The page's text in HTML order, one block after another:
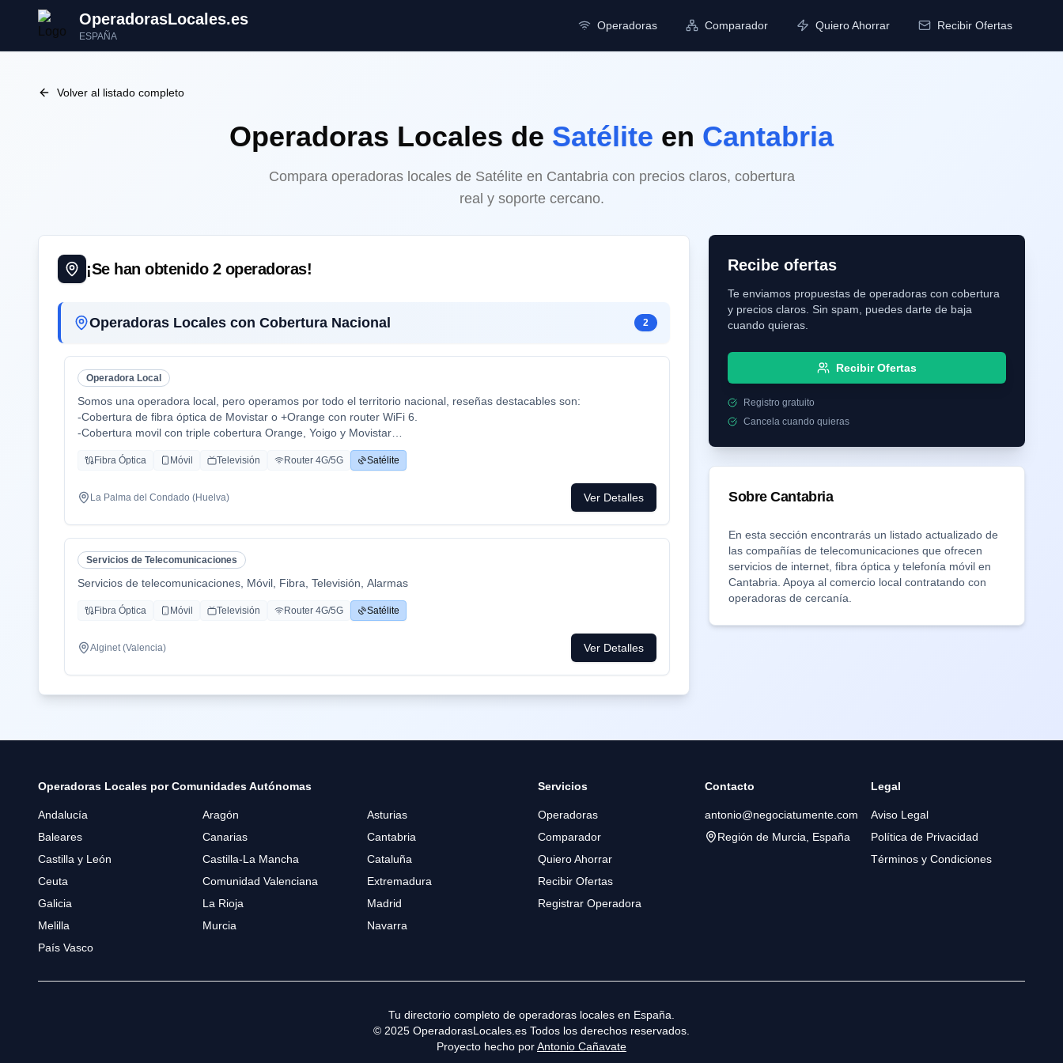
OperadorasLocales.es
ESPAÑA
Operadoras Comparador Quiero Ahorrar Recibir Ofertas
Volver al listado completo
Operadoras Locales de Satélite en Cantabria
Compara operadoras locales de Satélite en Cantabria con precios claros, cobertura
real y soporte cercano.
¡Se han obtenido 2operadoras!
Operadoras Locales con Cobertura Nacional 2
Operadora Local
Somos una operadora local, pero operamos por todo el territorio nacional, reseñas destacables son:
-Cobertura de fibra óptica de Movistar o +Orange con router WiFi 6.
-Cobertura movil con triple cobertura Orange, Yoigo y Movistar
-TV con todo el deporte o con toda la plataformas de cine y series como Netflix, HBO, Amazon Prime, Apple TV,
Disney+ etc.
-Y donde recalco más a mi cliente la cercanía de mi empresa de tú a tú para un alta como para un problema, la
atención al cliente es humana y rapidez en solución de problemas que es lo que está falta la sociedad.
Fibra Óptica Móvil Televisión Router 4G/5G Satélite
La Palma del Condado (Huelva) Ver Detalles
Servicios de Telecomunicaciones
Servicios de telecomunicaciones, Móvil, Fibra, Televisión, Alarmas
Fibra Óptica Móvil Televisión Router 4G/5G Satélite
Alginet (Valencia) Ver Detalles
Recibe ofertas
Te enviamos propuestas de operadoras con cobertura
y precios claros. Sin spam, puedes darte de baja
cuando quieras.
Recibir Ofertas
Registro gratuito
Cancela cuando quieras
SobreCantabria
En esta sección encontrarás un listado actualizado de
las compañías de telecomunicaciones que ofrecen
servicios de internet, fibra óptica y telefonía móvil en
Cantabria . Apoya al comercio local contratando con
operadoras de cercanía.
Operadoras Locales por Comunidades Autónomas
Andalucía Aragón
Asturias
Baleares
Canarias
Cantabria
Castilla y León
Castilla-La Mancha
Cataluña
Ceuta
Comunidad Valenciana
Extremadura
Galicia
La Rioja
Madrid
Melilla
Murcia
Navarra
País Vasco
Servicios
Operadoras
Comparador
Quiero Ahorrar
Recibir Ofertas
Registrar Operadora
Contacto
antonio@negociatumente.com
Región de Murcia, España
Legal
Aviso Legal
Política de Privacidad
Términos y Condiciones
Tu directorio completo de operadoras locales en España.
© 2025 OperadorasLocales.es Todos los derechos reservados.
Proyecto hecho porAntonio Cañavate